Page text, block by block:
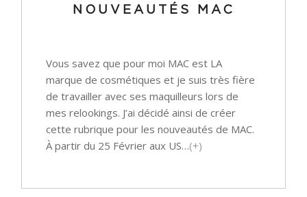
NOUVEAUTÉS MAC
Vous savez que pour moi MAC est LA
marque de cosmétiques et je suis très fière
de travailler avec ses maquilleurs lors de
mes relookings. J’ai décidé ainsi de créer
cette rubrique pour les nouveautés de MAC.
À partir du 25 Février aux US…(+)